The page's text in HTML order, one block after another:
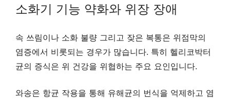
소화기 기능 약화와 위장 장애
속 쓰림이나 소화 불량 그리고 잦은 복통은 위점막의
염증에서 비롯되는 경우가 많습니다. 특히 헬리코박터
균의 증식은 위 건강을 위협하는 주요 요인입니다.
와송은 항균 작용을 통해 유해균의 번식을 억제하고 염